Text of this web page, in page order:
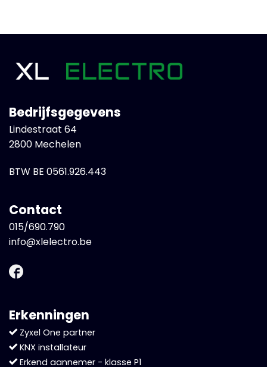
Bedrijfsgegevens
Lindestraat 64
2800 Mechelen
BTW BE 0561.926.443
Contact
015/690.790
info@xlelectro.be
Erkenningen
Zyxel One partner
KNX installateur
Erkend aannemer - klasse P1